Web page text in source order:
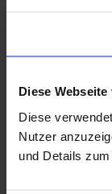
Diese
Diese
Nutzer
und Details